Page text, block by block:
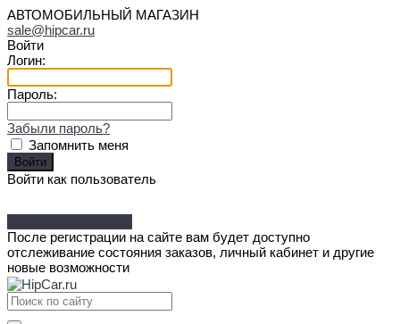
АВТОМОБИЛЬНЫЙ МАГАЗИН
sale@hipcar.ru
Войти
Логин:
Пароль:
Забыли пароль?
Запомнить меня
Войти как пользователь
После регистрации на сайте вам будет доступно
отслеживание состояния заказов, личный кабинет и другие
новые возможности